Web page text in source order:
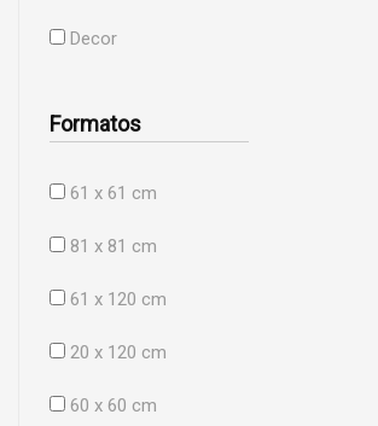
Decor
Formatos
61 x 61 cm
81 x 81 cm
61 x 120 cm
20 x 120 cm
60 x 60 cm